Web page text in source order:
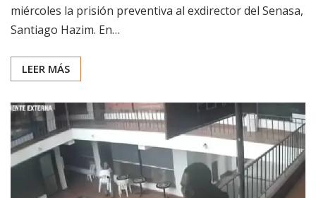
miércoles la prisión preventiva al exdirector del Senasa,
Santiago Hazim. En…
LEER MÁS